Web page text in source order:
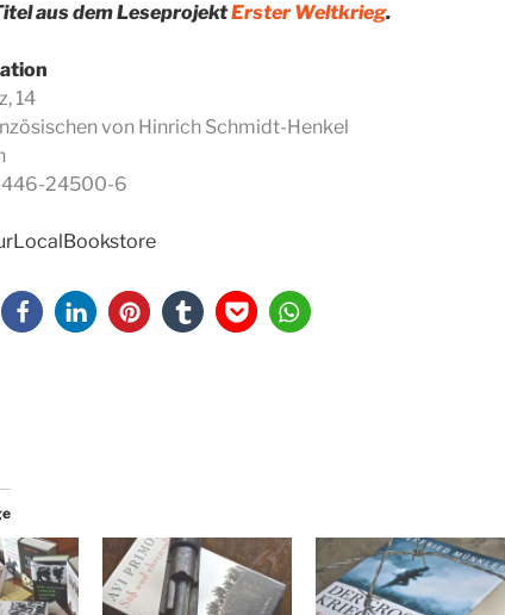
aus dem LeseprojektErster Weltkrieg.
14
von Hinrich Schmidt-Henkel
446-24500-6